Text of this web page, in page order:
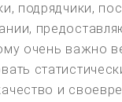
подрядчики,
очень важно
и